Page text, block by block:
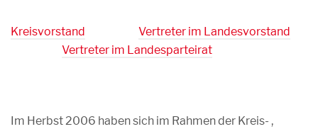
Kreisvorstand
Vertreter im Landesvorstand
Vertreter im Landesparteirat
Im Herbst 2006 haben sich im Rahmen der Kreis- ,